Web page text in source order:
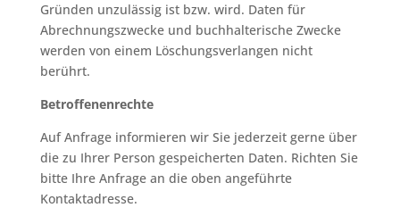
Gründen unzulässig ist bzw. wird. Daten für
Abrechnungszwecke und buchhalterische Zwecke
werden von einem Löschungsverlangen nicht
berührt.
Betroffenenrechte
Auf Anfrage informieren wir Sie jederzeit gerne über
die zu Ihrer Person gespeicherten Daten. Richten Sie
bitte Ihre Anfrage an die oben angeführte
Kontaktadresse.